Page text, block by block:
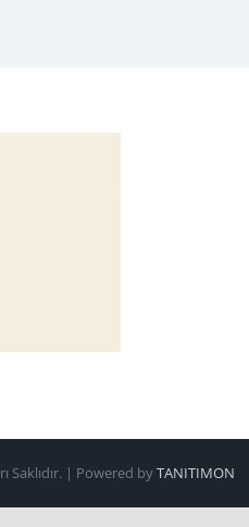
Saklıdır. | Powered byTANITIMON